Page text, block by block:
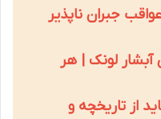
جبران ناپذیر
لونک | هر
از تاریخچه و